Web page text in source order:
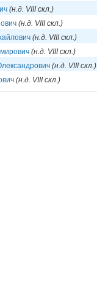
(н.д. VIII скл.)
(н.д. VIII скл.)
(н.д. VIII скл.)
(н.д. VIII скл.)
(н.д. VIII скл.)
(н.д. VIII скл.)